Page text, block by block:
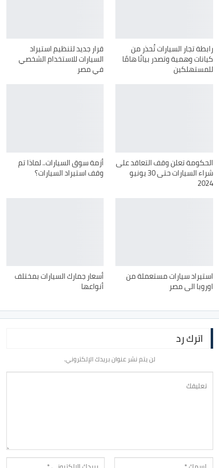
رابطة تجار السيارات تُحذر من
كيانات وهمية وتصدر بيانًا هامًا
للمستهلكين
قرار جديد لتنظيم استيراد
السيارات للاستخدام الشخصي
في مصر
الحكومة تعلن وقف التعاقد على
شراء السيارات حتى 30 يونيو
2024
أزمة سوق السيارات.. لماذا تم
وقف استيراد السيارات؟
استيراد سيارات مستعملة من
اوروبا الى مصر
أسعار جمارك السيارات بمختلف
أنواعها
اترك رد
لن يتم نشر عنوان بريدك الإلكتروني.